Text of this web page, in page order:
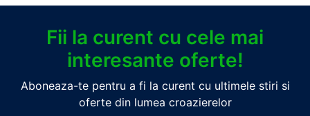
Fii la curent cu cele mai
interesante oferte!
Aboneaza-te pentru a fi la curent cu ultimele stiri si
oferte din lumea croazierelor